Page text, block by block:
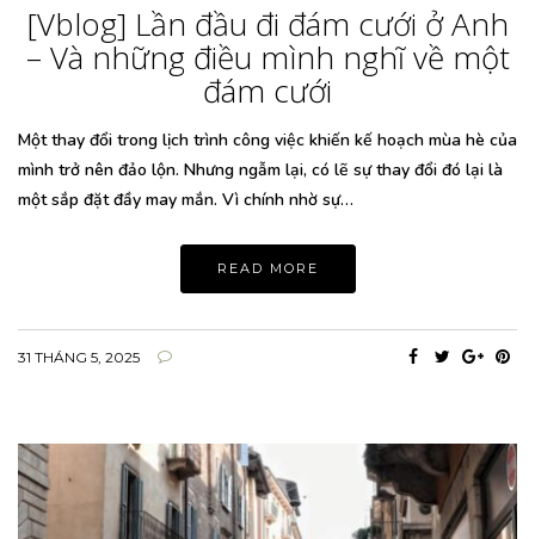
[Vblog] Lần đầu đi đám cưới ở Anh
– Và những điều mình nghĩ về một
đám cưới
Một thay đổi trong lịch trình công việc khiến kế hoạch mùa hè của
mình trở nên đảo lộn. Nhưng ngẫm lại, có lẽ sự thay đổi đó lại là
một sắp đặt đầy may mắn. Vì chính nhờ sự…
READ MORE
31 THÁNG 5, 2025